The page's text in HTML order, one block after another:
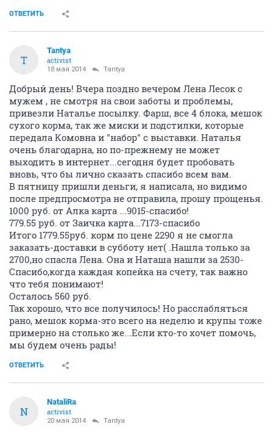
ОТВЕТИТЬ
T
Tantya
activist
18 мая 2014 Tantya
Добрый день! Вчера поздно вечером Лена Лесок с
мужем , не смотря на свои заботы и проблемы,
привезли Наталье посылку. Фарш, все 4 блока, мешок
сухого корма, так же миски и подстилки, которые
передала Комовна и "набор" с выставки. Наталья
очень благодарна, но по-прежнему не может
выходить в интернет...сегодня будет пробовать
вновь, что бы лично сказать спасибо всем вам.
В пятницу пришли деньги, я написала, но видимо
после предпросмотра не отправила, прошу прощенья.
1000 руб. от Алка карта ...9015-спасибо!
779.55 руб. от Заичка карта...7173-спасибо
Итого 1779.55руб. корм по цене 2290 я не смогла
заказать-доставки в субботу нет( .Нашла только за
2700,но спасла Лена. Она и Наташа нашли за 2530-
Спасибо,когда каждая копейка на счету, так важно
что тебя понимают!
Осталось 560 руб.
Так хорошо, что все получилось! Но расслабляться
рано, мешок корма-это всего на неделю и крупы тоже
примерно на столько же...Если кто-то хочет помочь,
мы будем очень рады!
ОТВЕТИТЬ
N
NataliRa
activist
20 мая 2014 Tantya